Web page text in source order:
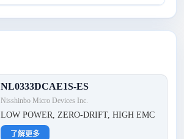
NL0333DCAE1S-ES
Nisshinbo Micro Devices Inc.
LOW POWER, ZERO-DRIFT, HIGH EMC
了解更多